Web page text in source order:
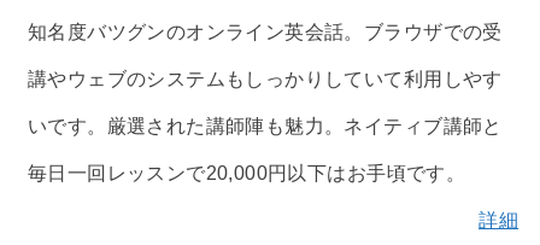
知名度バツグンのオンライン英会話。ブラウザでの受
講やウェブのシステムもしっかりしていて利用しやす
いです。厳選された講師陣も魅力。ネイティブ講師と
毎日一回レッスンで20,000円以下はお手頃です。
詳細